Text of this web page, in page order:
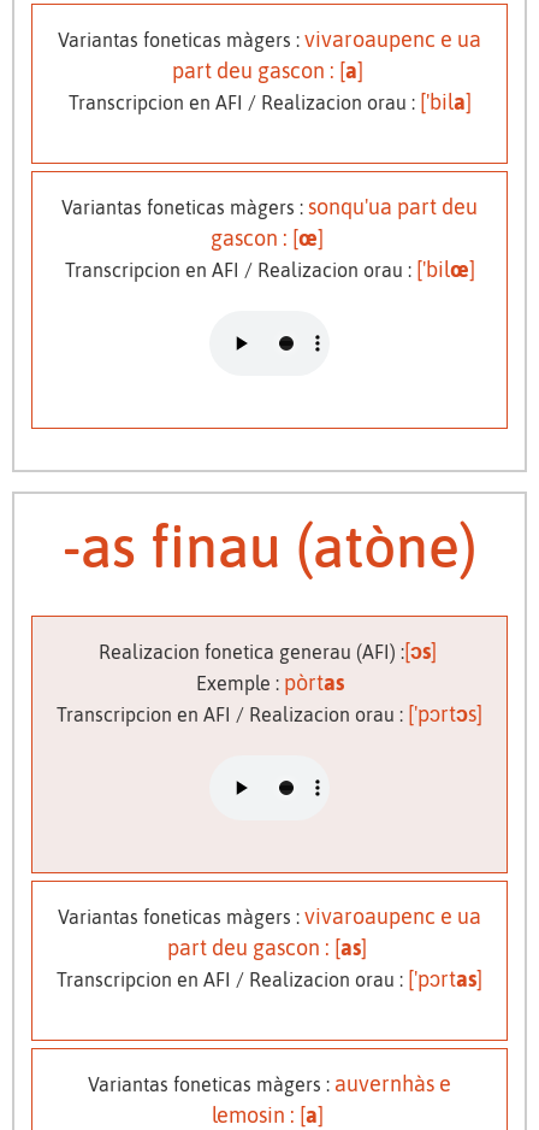
Variantas foneticas màgers : vivaroaupenc e ua
part deu gascon : [a]
Transcripcion en AFI / Realizacion orau : ['bila]
Variantas foneticas màgers : sonqu'ua part deu
gascon : [œ]
Transcripcion en AFI / Realizacion orau : ['bilœ]
-as finau (atòne)
Realizacion fonetica generau (AFI) :[ɔs]
Exemple : pòrtas
Transcripcion en AFI / Realizacion orau : ['pɔrtɔs]
Variantas foneticas màgers : vivaroaupenc e ua
part deu gascon : [as]
Transcripcion en AFI / Realizacion orau : ['pɔrtas]
Variantas foneticas màgers : auvernhàs e
lemosin : [a]